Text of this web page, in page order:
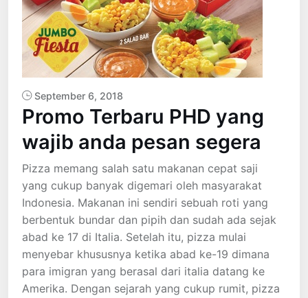
September 6, 2018
Promo Terbaru PHD yang
wajib anda pesan segera
Pizza memang salah satu makanan cepat saji
yang cukup banyak digemari oleh masyarakat
Indonesia. Makanan ini sendiri sebuah roti yang
berbentuk bundar dan pipih dan sudah ada sejak
abad ke 17 di Italia. Setelah itu, pizza mulai
menyebar khususnya ketika abad ke-19 dimana
para imigran yang berasal dari italia datang ke
Amerika. Dengan sejarah yang cukup rumit, pizza